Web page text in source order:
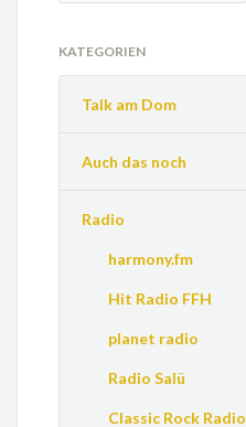
KATEGORIEN
Talk am Dom
Auch das noch
Radio
harmony.fm
Hit Radio FFH
planet radio
Radio Salü
Classic Rock Radio